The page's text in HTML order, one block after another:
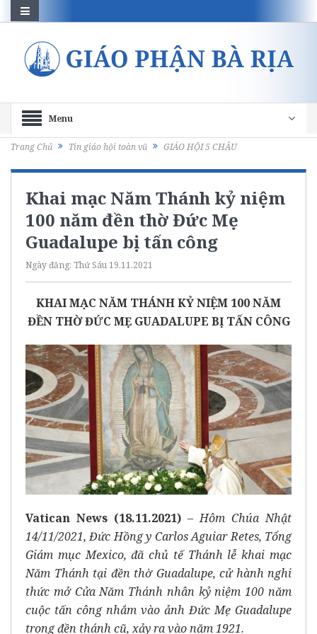
Menu
Trang Chủ Tin giáo hội toàn vũ GIÁO HỘI 5 CHÂU
Khai mạc Năm Thánh kỷ niệm
100 năm đền thờ Đức Mẹ
Guadalupe bị tấn công
Ngày đăng: Thứ Sáu 19.11.2021
KHAI MẠC NĂM THÁNH KỶ NIỆM 100 NĂM
ĐỀN THỜ ĐỨC MẸ GUADALUPE BỊ TẤN CÔNG
Vatican News (18.11.2021) –Hôm Chúa Nhật
14/11/2021, Đức Hồng y Carlos Aguiar Retes, Tổng
Giám mục Mexico, đã chủ tế Thánh lễ khai mạc
Năm Thánh tại đền thờ Guadalupe, cử hành nghi
thức mở Cửa Năm Thánh nhân kỷ niệm 100 năm
cuộc tấn công nhắm vào ảnh Đức Mẹ Guadalupe
trong đền thánh cũ, xảy ra vào năm 1921.